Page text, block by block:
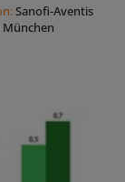
Sanoﬁ-Aventis
München